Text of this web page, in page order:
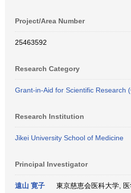
Project/Area Number
25463592
Research Category
Grant-in-Aid for Scientific Research
Research Institution
Jikei University School of Medicine
Principal Investigator
遠山 寛子 東京慈恵会医科大学,